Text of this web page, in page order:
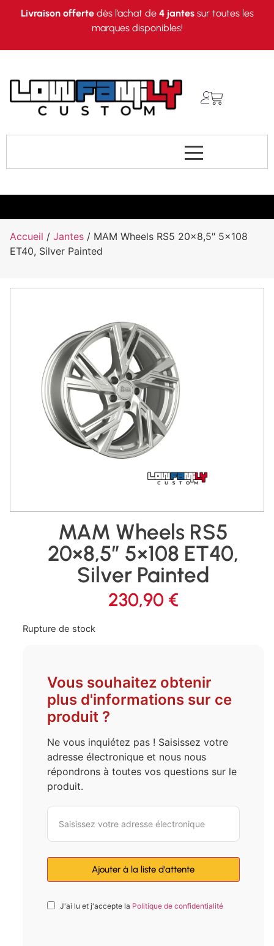
Livraison offertedès l’achat de 4 jantessur toutes les
marques disponibles!
Accueil / Jantes / MAM Wheels RS5 20×8,5″ 5×108
ET40, Silver Painted
MAM Wheels RS5
20×8,5″ 5×108 ET40,
Silver Painted
230,90 €
Rupture de stock
Vous souhaitez obtenir
plus d'informations sur ce
produit ?
Ne vous inquiétez pas ! Saisissez votre
adresse électronique et nous nous
répondrons à toutes vos questions sur le
produit.
J'ai lu et j'accepte la Politique de confidentialité